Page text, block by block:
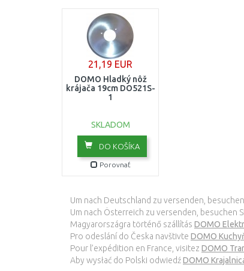
21,19 EUR
DOMO Hladký nôž
krájača 19cm DO521S-
1
SKLADOM
DO KOŠÍKA
Porovnať
Um nach Deutschland zu versenden,
Um nach Österreich zu versenden, besuchen
Magyarországra történő szállítás DOMO
Pro odeslání do Česka navštivte DOMO
Pour l’expédition en France, visitez DOMO
Aby wysłać do Polski odwiedźDOMO